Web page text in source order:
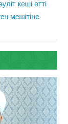
кеші өтті
мешітіне